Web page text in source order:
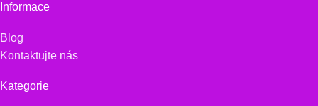
Informace
Blog
Kontaktujte nás
Kategorie